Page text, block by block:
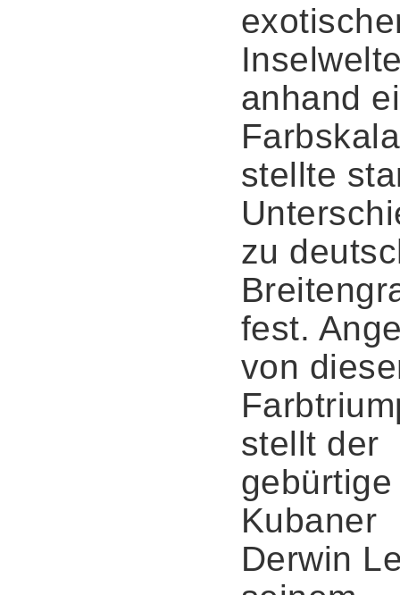
anhand
stellte
zu
fest.
von
stellt der
gebürtige
Kubaner
Derwin